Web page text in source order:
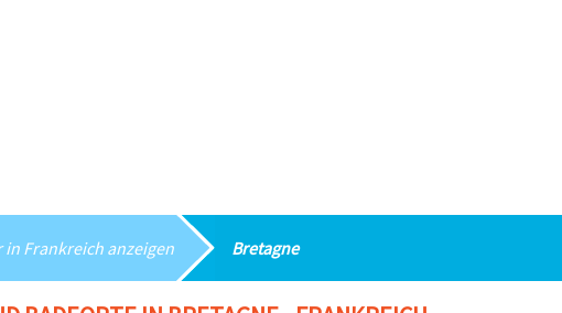
in Frankreich anzeigen Bretagne